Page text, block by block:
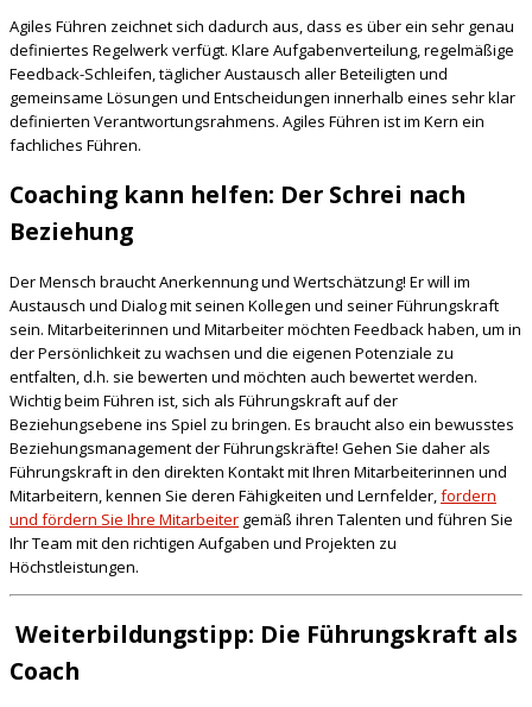
Agiles Führen zeichnet sich dadurch aus, dass es über ein sehr genau
definiertes Regelwerk verfügt. Klare Aufgabenverteilung, regelmäßige
Feedback-Schleifen, täglicher Austausch aller Beteiligten und
gemeinsame Lösungen und Entscheidungen innerhalb eines sehr klar
definierten Verantwortungsrahmens. Agiles Führen ist im Kern ein
fachliches Führen.
Coaching kann helfen: Der Schrei nach
Beziehung
Der Mensch braucht Anerkennung und Wertschätzung! Er will im
Austausch und Dialog mit seinen Kollegen und seiner Führungskraft
sein. Mitarbeiterinnen und Mitarbeiter möchten Feedback haben, um in
der Persönlichkeit zu wachsen und die eigenen Potenziale zu
entfalten, d.h. sie bewerten und möchten auch bewertet werden.
Wichtig beim Führen ist, sich als Führungskraft auf der
Beziehungsebene ins Spiel zu bringen. Es braucht also ein bewusstes
Beziehungsmanagement der Führungskräfte! Gehen Sie daher als
Führungskraft in den direkten Kontakt mit Ihren Mitarbeiterinnen und
Mitarbeitern, kennen Sie deren Fähigkeiten und Lernfelder,fordern
und fördern Sie Ihre Mitarbeiter gemäß ihren Talenten und führen Sie
Ihr Team mit den richtigen Aufgaben und Projekten zu
Höchstleistungen.
Weiterbildungstipp: Die Führungskraft als
Coach